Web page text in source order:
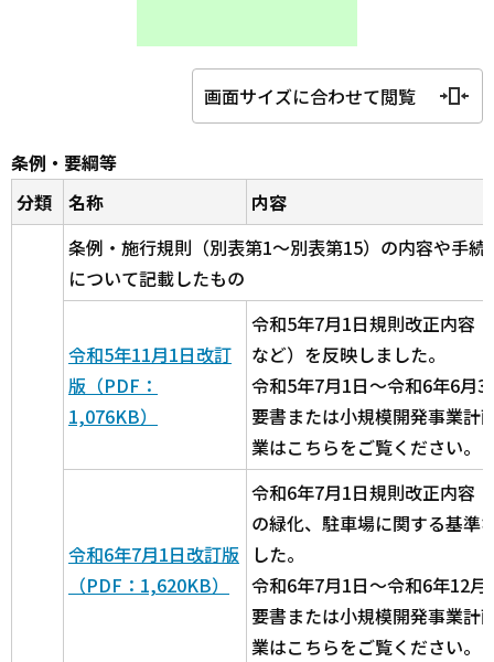
画面サイズに合わせて閲覧
条例・要綱等
分類
名称 内容
条例・施行規則（別表第1～別表第15）の内容や手続
について記載したもの
令和5年11月1日改訂
版（PDF：
1,076KB）
令和5年7月1日規則改正内容
など）を反映しました。
令和5年7月1日～令和6年6月
要書または小規模開発事業計
業はこちらをご覧ください。
令和6年7月1日改訂版
（PDF：1,620KB）
令和6年7月1日規則改正内容
の緑化、駐車場に関する基準
した。
令和6年7月1日～令和6年12
要書または小規模開発事業計
業はこちらをご覧ください。